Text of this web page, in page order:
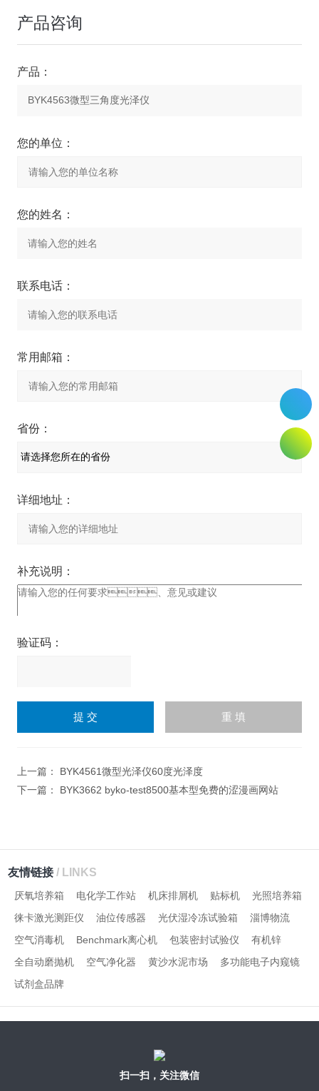
产品咨询
产品：
您的单位：
您的姓名：
联系电话：
常用邮箱：
省份：
详细地址：
补充说明：
验证码：
上一篇： BYK4561微型光泽仪60度光泽度
下一篇： BYK3662 byko-test8500基本型免费的涩漫画网站
友情链接/ LINKS
厌氧培养箱 电化学工作站 机床排屑机 贴标机
光照培养箱
徕卡激光测距仪
油位传感器 光伏湿冷冻试验箱
淄博物流
空气消毒机
Benchmark离心机 包装密封试验仪
有机锌
全自动磨抛机
空气净化器 黄沙水泥市场
多功能电子内窥镜
试剂盒品牌
扫一扫，关注微信